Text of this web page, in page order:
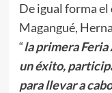
De igual forma
Magangué,
“la primera Feria
un éxito,
para llevar a